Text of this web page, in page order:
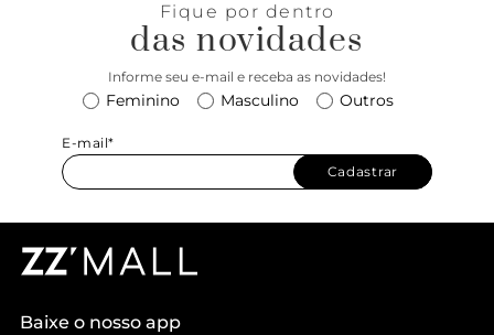
Fique por dentro
das novidades
Informe seu e-mail e receba as novidades!
Feminino Masculino Outros
E-mail*
Cadastrar
Baixe o nosso app